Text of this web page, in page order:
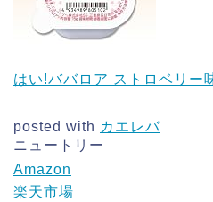
はい!ババロア ストロベリー
posted with カエレバ
ニュートリー
Amazon
楽天市場